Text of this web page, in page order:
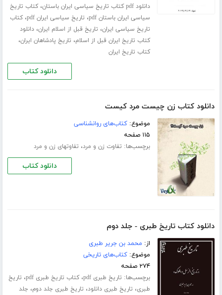
دانلود pdf کتاب تاریخ سیاسی ایران باستان ،کتاب تاریخ
سیاسی ایران باستان pdf
، تاریخ سیاسی ایران pdf ،کتاب
تاریخ سیاسی ایران، تاریخ قبل از اسلام ایران،دانلود
کتاب تاریخ ایران قبل از اسلام، تاریخ پادشاهان ایران،
کتاب تاریخ ایران
دانلود کتاب
دانلود کتاب زن چیست مرد کیست
موضوع:کتاب‌های روانشناسی
۱۱۵ صفحه
برچسب‌ها: تفاوت زن و مرد، تفاوتهای زن و مرد
دانلود کتاب
دانلود کتاب تاریخ طبری - جلد دوم
از: محمد بن جریر طبری
موضوع:کتاب‌های تاریخی
۲۷۴ صفحه
برچسب‌ها: تاریخ طبری pdf ،کتاب تاریخ طبری pdf ، تاریخ
طبری، تاریخ طبری دانلود، تاریخ طبری جلد دوم، جلد